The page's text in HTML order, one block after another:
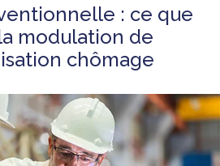
: ce que
modulation de
chômage